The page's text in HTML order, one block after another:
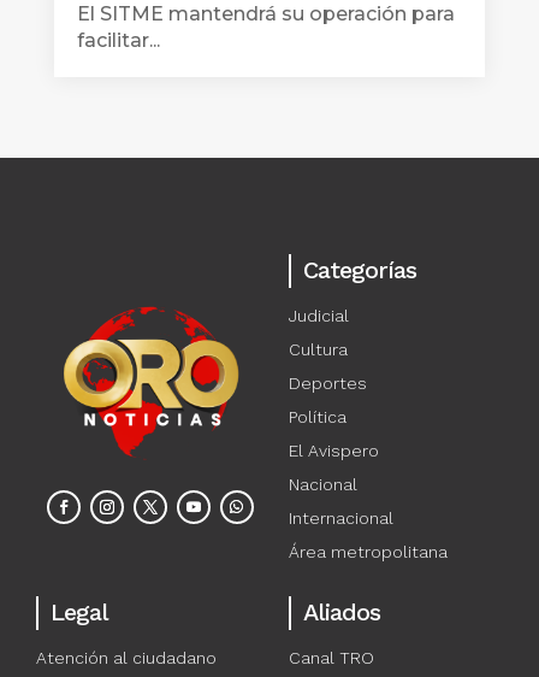
El SITME mantendrá su operación para
facilitar...
Categorías
Judicial
Cultura
Deportes
Política
El Avispero
Nacional
Internacional
Área metropolitana
Legal
Atención al ciudadano
Aliados
Canal TRO